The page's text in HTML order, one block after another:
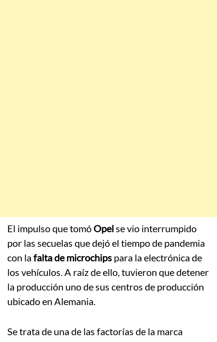
El impulso que tomó Opelse vio interrumpido
por las secuelas que dejó el tiempo de pandemia
con la falta de microchips para la electrónica de
los vehículos. A raíz de ello, tuvieron que detener
la producción uno de sus centros de producción
ubicado en Alemania.
Se trata de una de las factorías de la marca